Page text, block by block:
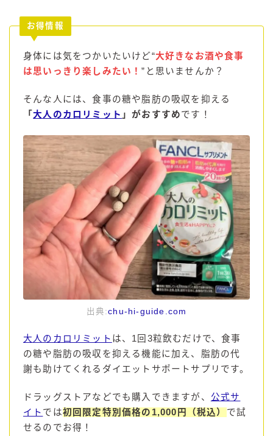
お得情報
身体には気をつかいたいけど“大好きなお酒や食事
は思いっきり楽しみたい！”と思いませんか？
そんな人には、食事の糖や脂肪の吸収を抑える
「大人のカロリミット 」がおすすめです！
出典:chu-hi-guide.com
大人のカロリミット は、1回3粒飲むだけで、食事
の糖や脂肪の吸収を抑える機能に加え、脂肪の代
謝も助けてくれるダイエットサポートサプリです。
ドラッグストアなどでも購入できますが、 公式サ
イト では初回限定特別価格の1,000円（税込） で試
せるのでお得！